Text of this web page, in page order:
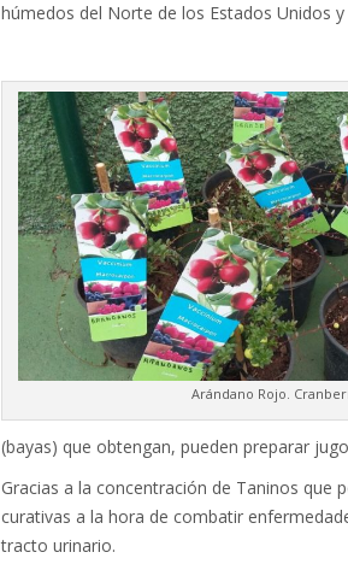
húmedos del Norte de los Estados Unidos y
Arándano Rojo.
(bayas) que obtengan, pueden preparar
Gracias a la concentración de Taninos que
curativas a la hora de combatir
tracto urinario.